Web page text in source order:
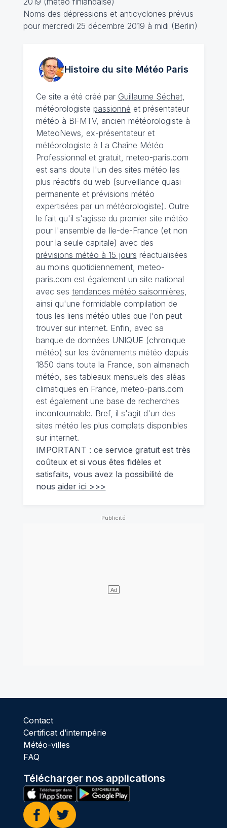
Noms des dépressions et anticyclones prévus
pour mercredi 25 décembre 2019 à midi (Berlin)
Histoire du site MétéoParis
Ce site a été créé par Guillaume Séchet,
météorologiste passionné et présentateur
météo à BFMTV, ancien météorologiste à
MeteoNews, ex-présentateur et
météorologiste à La Chaîne Météo
Professionnel et gratuit, meteo-paris.com
est sans doute l'un des sites météo les
plus réactifs du web (surveillance quasi-
permanente et prévisions météo
expertisées par un météorologiste). Outre
le fait qu'il s'agisse du premier site météo
pour l'ensemble de Ile-de-France (et non
pour la seule capitale) avec des
prévisions météo à 15 jours réactualisées
au moins quotidiennement, meteo-
paris.com est également un site national
avec ses tendances météo saisonnières,
ainsi qu'une formidable compilation de
tous les liens météo utiles que l'on peut
trouver sur internet. Enfin, avec sa
banque de données UNIQUE (chronique
météo) sur les événements météo depuis
1850 dans toute la France, son almanach
météo, ses tableaux mensuels des aléas
climatiques en France, meteo-paris.com
est également une base de recherches
incontournable. Bref, il s'agit d'un des
sites météo les plus complets disponibles
sur internet.
IMPORTANT : ce service gratuit est très
coûteux et si vous êtes fidèles et
satisfaits, vous avez la possibilité de
nous aider ici >>>
Contact
Certificat d’intempérie
Météo-villes
FAQ
Télécharger nos applications